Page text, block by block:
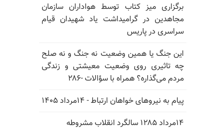
برگزاری میز کتاب توسط هواداران سازمان
مجاهدین در گرامیداشت یاد شهیدان قیام
سراسری در پاریس
این جنگ یا همین وضعیت نه جنگ و نه صلح
چه تاثیری روی وضعیت معیشتی و زندگی
مردم می‌گذاره؟ همراه با سؤالات -۲۸۶
پیام به نیروهای خواهان ارتباط - ۱۴مرداد ۱۴۰۵
۱۴مرداد ۱۲۸۵ سالگرد انقلاب مشروطه